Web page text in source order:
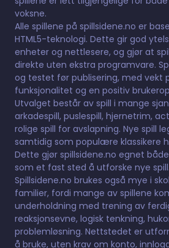
voksne.
Alle spillene på spillsidene.no er
HTML5-teknologi. Dette gir god
enheter og nettlesere, og gjør at
direkte uten ekstra programvare.
og testet før publisering, med vekt
funksjonalitet og en positiv
Utvalget består av spill i mange
arkadespill, puslespill, hjernetrim,
rolige spill for avslapning. Nye spill
samtidig som populære klassikere
Dette gjør spillsidene.no egnet
som et fast sted å utforske nye spill.
Spillsidene.no brukes også mye i
familier, fordi mange av spillene
underholdning med trening av
reaksjonsevne, logisk tenkning,
problemløsning. Nettstedet er
å bruke, uten krav om konto,